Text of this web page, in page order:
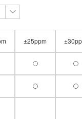
±25ppm